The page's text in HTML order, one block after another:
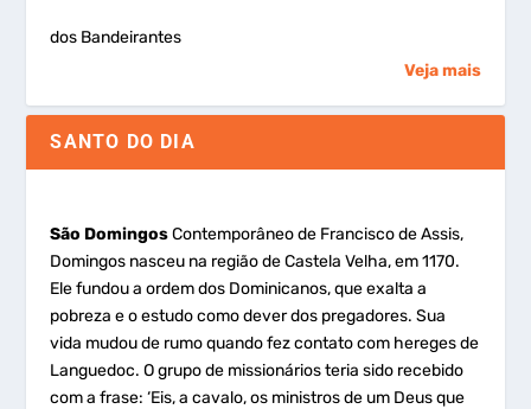
dos Bandeirantes
Veja mais
SANTO DO DIA
São DomingosContemporâneo de Francisco de Assis,
Domingos nasceu na região de Castela Velha, em 1170.
Ele fundou a ordem dos Dominicanos, que exalta a
pobreza e o estudo como dever dos pregadores. Sua
vida mudou de rumo quando fez contato com hereges de
Languedoc. O grupo de missionários teria sido recebido
com a frase: ‘Eis, a cavalo, os ministros de um Deus que